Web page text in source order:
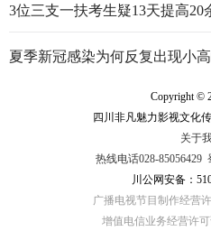
3位三支一扶考生疑13天提高20
夏季新冠感染为何反复出现小高
Copyright ©
四川非凡魅力影视文化
关于
热线电话028-85056429
川公网安备：
广播电视节目制作经营
增值电信业务经营许